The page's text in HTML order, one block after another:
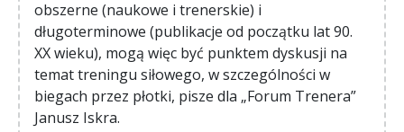
obszerne (naukowe i trenerskie) i
długoterminowe (publikacje od początku lat 90.
XX wieku), mogą więc być punktem dyskusji na
temat treningu siłowego, w szczególności w
biegach przez płotki, pisze dla „Forum Trenera”
Janusz Iskra.